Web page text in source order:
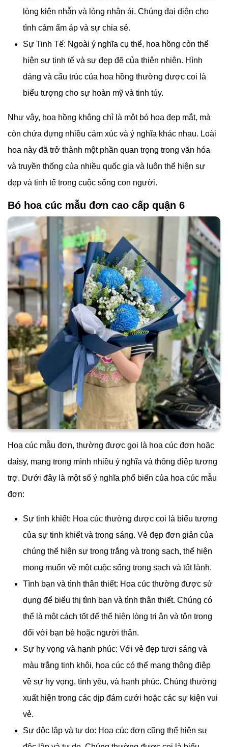
lòng kiên nhẫn và lòng nhân ái. Chúng đại diện cho
tình cảm ấm áp và sự chia sẻ.
Sự Tinh Tế: Ngoài ý nghĩa cụ thể, hoa hồng còn thể
hiện sự tinh tế và sự đẹp đẽ của thiên nhiên. Hình
dáng và cấu trúc của hoa hồng thường được coi là
biểu tượng cho sự hoàn mỹ và tinh túy.
Như vậy, hoa hồng không chỉ là một bó hoa đẹp mắt, mà
còn chứa đựng nhiều cảm xúc và ý nghĩa khác nhau. Loài
hoa này đã trở thành một phần quan trọng trong văn hóa
và truyền thống của nhiều quốc gia và luôn thể hiện sự
đẹp và tinh tế trong cuộc sống con người.
Bó hoa cúc mẫu đơn cao cấp quận 6
Hoa cúc mẫu đơn, thường được gọi là hoa cúc đơn hoặc
daisy, mang trong mình nhiều ý nghĩa và thông điệp tương
trợ. Dưới đây là một số ý nghĩa phổ biến của hoa cúc mẫu
đơn:
Sự tinh khiết: Hoa cúc thường được coi là biểu tượng
của sự tinh khiết và trong sáng. Vẻ đẹp đơn giản của
chúng thể hiện sự trong trắng và trong sạch, thể hiện
mong muốn về một cuộc sống trong sạch và tốt lành.
Tình bạn và tình thân thiết: Hoa cúc thường được sử
dụng để biểu thị tình bạn và tình thân thiết. Chúng có
thể là một cách tốt để thể hiện lòng tri ân và tôn trọng
đối với bạn bè hoặc người thân.
Sự hy vọng và hạnh phúc: Với vẻ đẹp tươi sáng và
màu trắng tinh khôi, hoa cúc có thể mang thông điệp
về sự hy vọng, tình yêu, và hạnh phúc. Chúng thường
xuất hiện trong các dịp đám cưới hoặc các sự kiện vui
vẻ.
Sự độc lập và tự do: Hoa cúc đơn cũng thể hiện sự